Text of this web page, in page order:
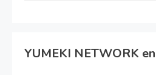
YUMEKI NETWORK